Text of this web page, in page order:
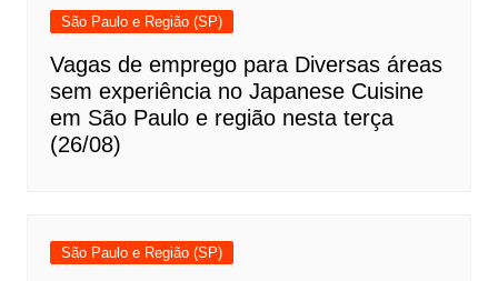
São Paulo e Região (SP)
Vagas de emprego para Diversas áreas
sem experiência no Japanese Cuisine
em São Paulo e região nesta terça
(26/08)
São Paulo e Região (SP)